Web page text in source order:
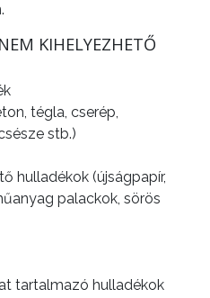
KIHELYEZHETŐ
tégla, cserép,
stb.)
hulladékok (újságpapír,
palackok, sörös
tartalmazó hulladékok